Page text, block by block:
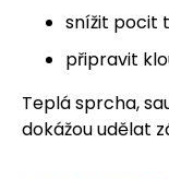
snížit pocit
připravit
Teplá sprcha,
dokážou udělat